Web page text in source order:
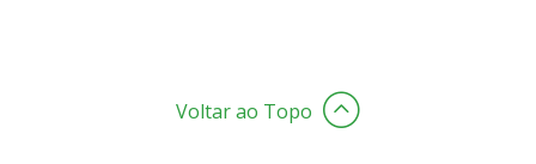
Voltar ao Topo